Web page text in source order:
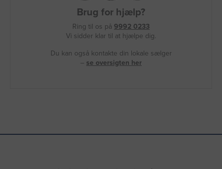
Brug for hjælp?
Ring til os på 9992 0233
Vi sidder klar til at hjælpe dig.
Du kan også kontakte din lokale sælger
– se oversigten her